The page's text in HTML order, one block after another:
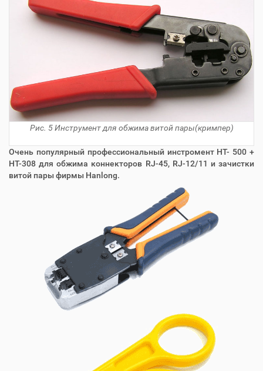
Рис. 5 Инструмент для обжима витой пары(кримпер)
Очень популярный профессиональный инстромент HT- 500 +
HT-308 для обжима коннекторов RJ-45, RJ-12/11 и зачистки
витой пары фирмы Hanlong.